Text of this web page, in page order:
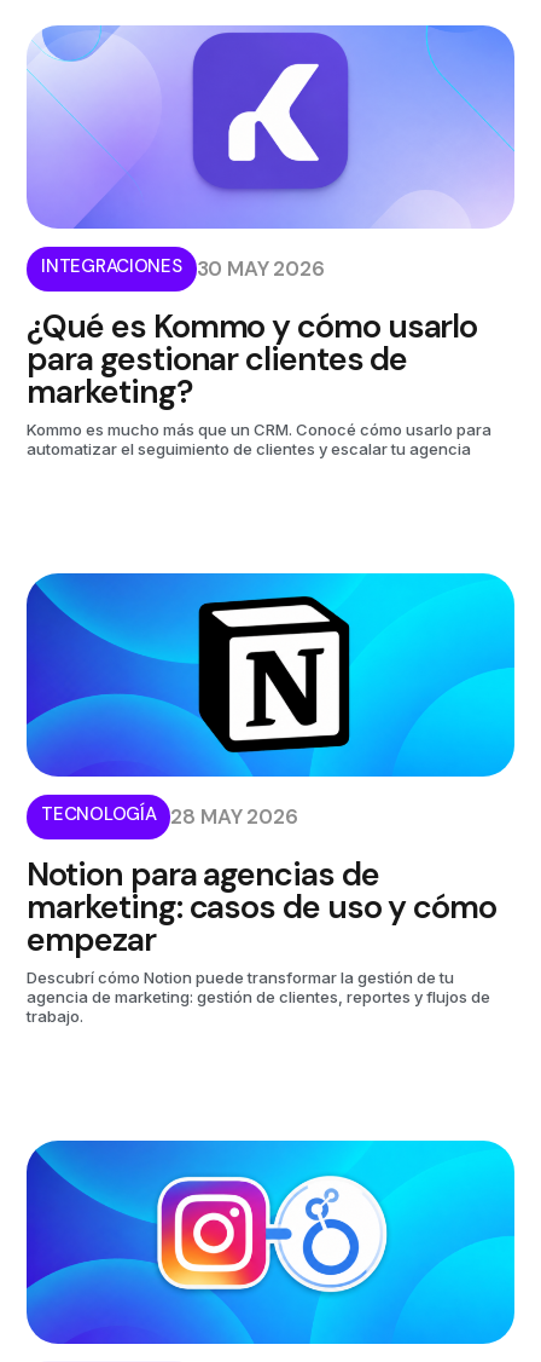
INTEGRACIONES 30 MAY 2026
¿Qué es Kommo y cómo usarlo
para gestionar clientes de
marketing?
Kommo es mucho más que un CRM. Conocé cómo usarlo para
automatizar el seguimiento de clientes y escalar tu agencia
TECNOLOGÍA 28 MAY 2026
Notion para agencias de
marketing: casos de uso y cómo
empezar
Descubrí cómo Notion puede transformar la gestión de tu
agencia de marketing: gestión de clientes, reportes y flujos de
trabajo.